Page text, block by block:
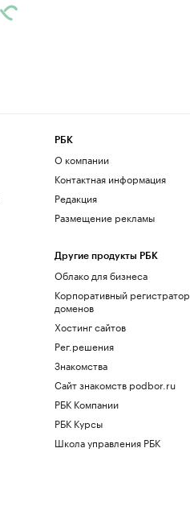
РБК
О компании
Контактная информация
Редакция
Размещение рекламы
Другие продукты РБК
Облако для бизнеса
Корпоративный регистратор
доменов
Хостинг сайтов
Рег.решения
Знакомства
Сайт знакомств podbor.ru
РБК Компании
РБК Курсы
Школа управления РБК